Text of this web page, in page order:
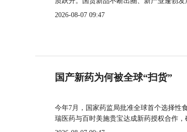
2026-08-07 09:47
国产新药为何被全球“扫货”
今年7月，国家药监局批准全球首个选择性
瑞医药与百时美施贵宝达成新药授权合作